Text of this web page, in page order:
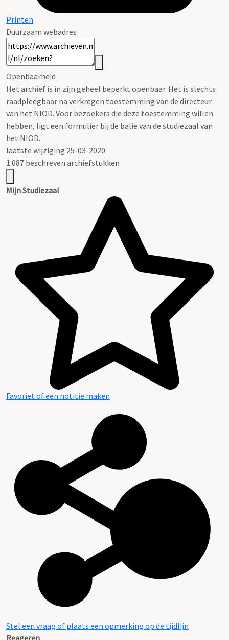
Printen
Duurzaam webadres
Openbaarheid
Het archief is in zijn geheel beperkt openbaar. Het is slechts
raadpleegbaar na verkregen toestemming van de directeur
van het NIOD. Voor bezoekers die deze toestemming willen
hebben, ligt een formulier bij de balie van de studiezaal van
het NIOD.
laatste wijziging 25-03-2020
1.087 beschreven archiefstukken
Mijn Studiezaal
Favoriet of een notitie maken
Stel een vraag of plaats een opmerking op de tijdlijn